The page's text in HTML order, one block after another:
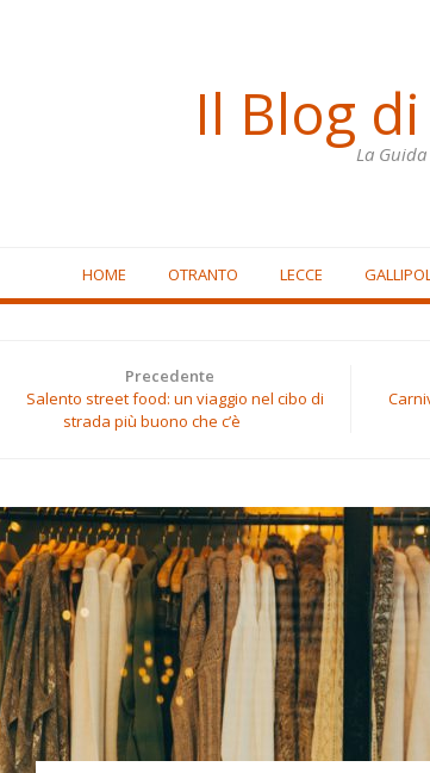
Il Blog
La
HOME OTRANTO LECCE
Precedente
Salento street food: un viaggio nel cibo di
strada più buono che c’è